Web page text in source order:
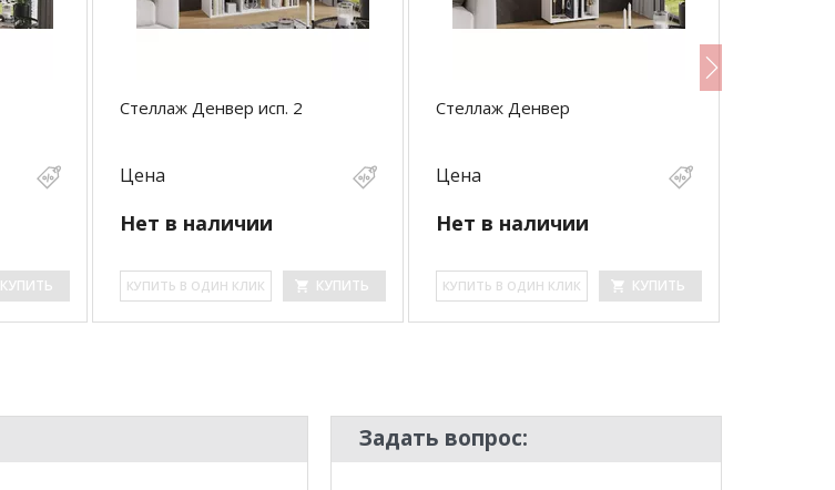
КУПИТЬ
Стеллаж Денвер исп. 2
Цена
Нет в наличии
КУ­ПИТЬ В ОДИН КЛИК КУПИТЬ
Стеллаж Денвер
Цена
Нет в наличии
КУ­ПИТЬ В ОДИН КЛИК КУПИТЬ
Задать вопрос: